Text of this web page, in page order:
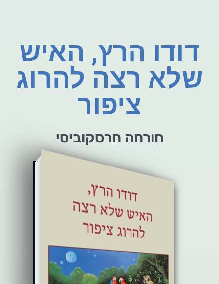
דודו הרץ, האיש
שלא רצה להרוג
ציפור
חורחה חרסקוביסי